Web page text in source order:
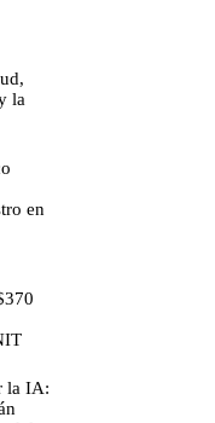
la
en
la IA: